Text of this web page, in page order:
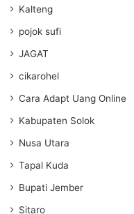
Kalteng
pojok sufi
JAGAT
cikarohel
Cara Adapt Uang Online
Kabupaten Solok
Nusa Utara
Tapal Kuda
Bupati Jember
Sitaro